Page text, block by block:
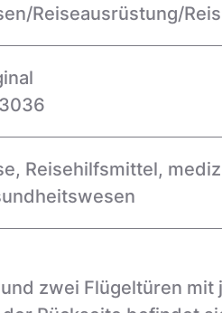
Reiseausrüstung/
, Reisehilfsmittel,
zwei Flügeltüren